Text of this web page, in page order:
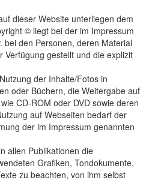
dieser Website unterliegen dem
© liegt bei der im Impressum
bei den Personen, deren Material
Verfügung gestellt und die explizit
der Inhalte/Fotos in
oder Büchern, die Weitergabe auf
CD-ROM oder DVD sowie deren
auf Webseiten bedarf der
der im Impressum genannten
allen Publikationen die
Grafiken, Tondokumente,
zu beachten, von ihm selbst